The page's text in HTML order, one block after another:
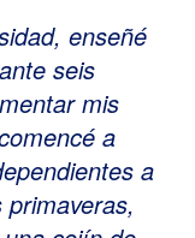
enseñé
seis
mis
a
a